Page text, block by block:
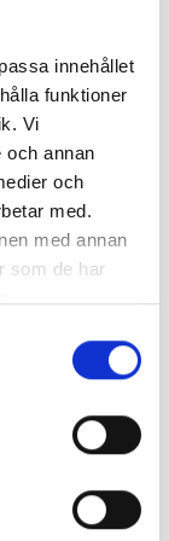
innehållet
funktioner
Vi
och annan
och
med.
med annan
som de har
logistik
Bonver
och
Med en
uppstår en